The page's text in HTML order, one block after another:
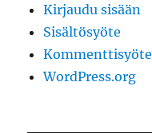
Kirjaudu sisään
Sisältösyöte
Kommenttisyöte
WordPress.org